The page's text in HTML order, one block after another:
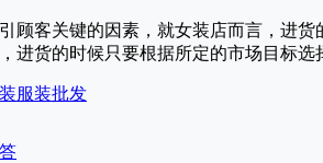
顾客关键的因素，就女装店而言，进
进货的时候只要根据所定的市场目标
服装批发